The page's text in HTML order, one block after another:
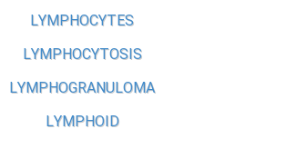
LYMPHOCYTES
LYMPHOCYTOSIS
LYMPHOGRANULOMA
LYMPHOID